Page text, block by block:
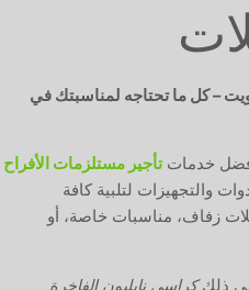
– كل ما تحتاجه لمناسبتك في
خدمات تأجير مستلزمات الأفراح
والتجهيزات لتلبية كافة
زفاف، مناسبات خاصة، أو
ذلككراسي نابليون الفاخرة